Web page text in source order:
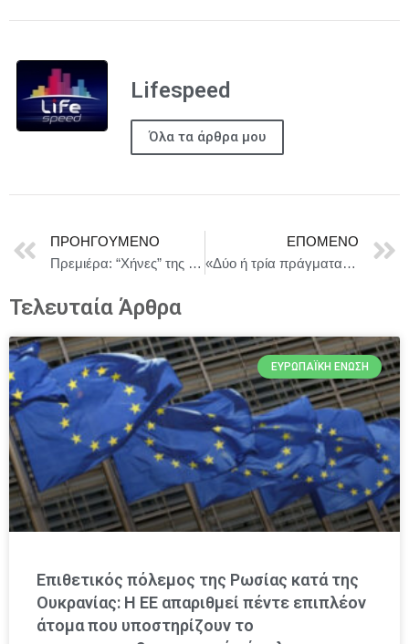
Lifespeed
Όλα τα άρθρα μου
ΠΡΟΗΓΟΎΜΕΝΟ
Πρεμιέρα: “Χήνες” της Στέλλας Ζαφειροπούλου – Από τις 11 Φεβρουαρίου στο ΠΛΥΦΑ
ΕΠΌΜΕΝΟ
«Δύο ή τρί​α πράγματα που ξέρω γι’ αυτόν» – Το νέο έργο του Ανέστη Αζά στο Θέατρο Προσκήνιο || ΔΕΙΤΕ TRAILER & ΝΕΕΣ ΦΩΤΟΓΡΑΦΙΕΣ
Τελευταία Άρθρα
ΕΥΡΩΠΑΪΚΉ ΈΝΩΣΗ
Επιθετικός πόλεμος της Ρωσίας κατά της
Ουκρανίας: Η ΕΕ απαριθμεί πέντε επιπλέον
άτομα που υποστηρίζουν το